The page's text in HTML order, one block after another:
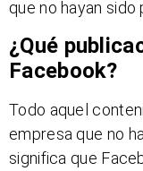
que no hayan
¿Qué
Facebook?
Todo aquel
empresa que no
significa que